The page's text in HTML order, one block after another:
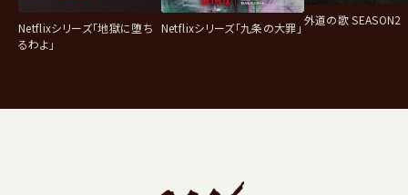
Netflixシリーズ「地獄に堕ち
るわよ」
Netflixシリーズ「九条の大罪」
外道の歌 SEASON2